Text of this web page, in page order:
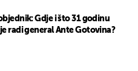
Gdje i što 31 godinu
radi general Ante Gotovina?